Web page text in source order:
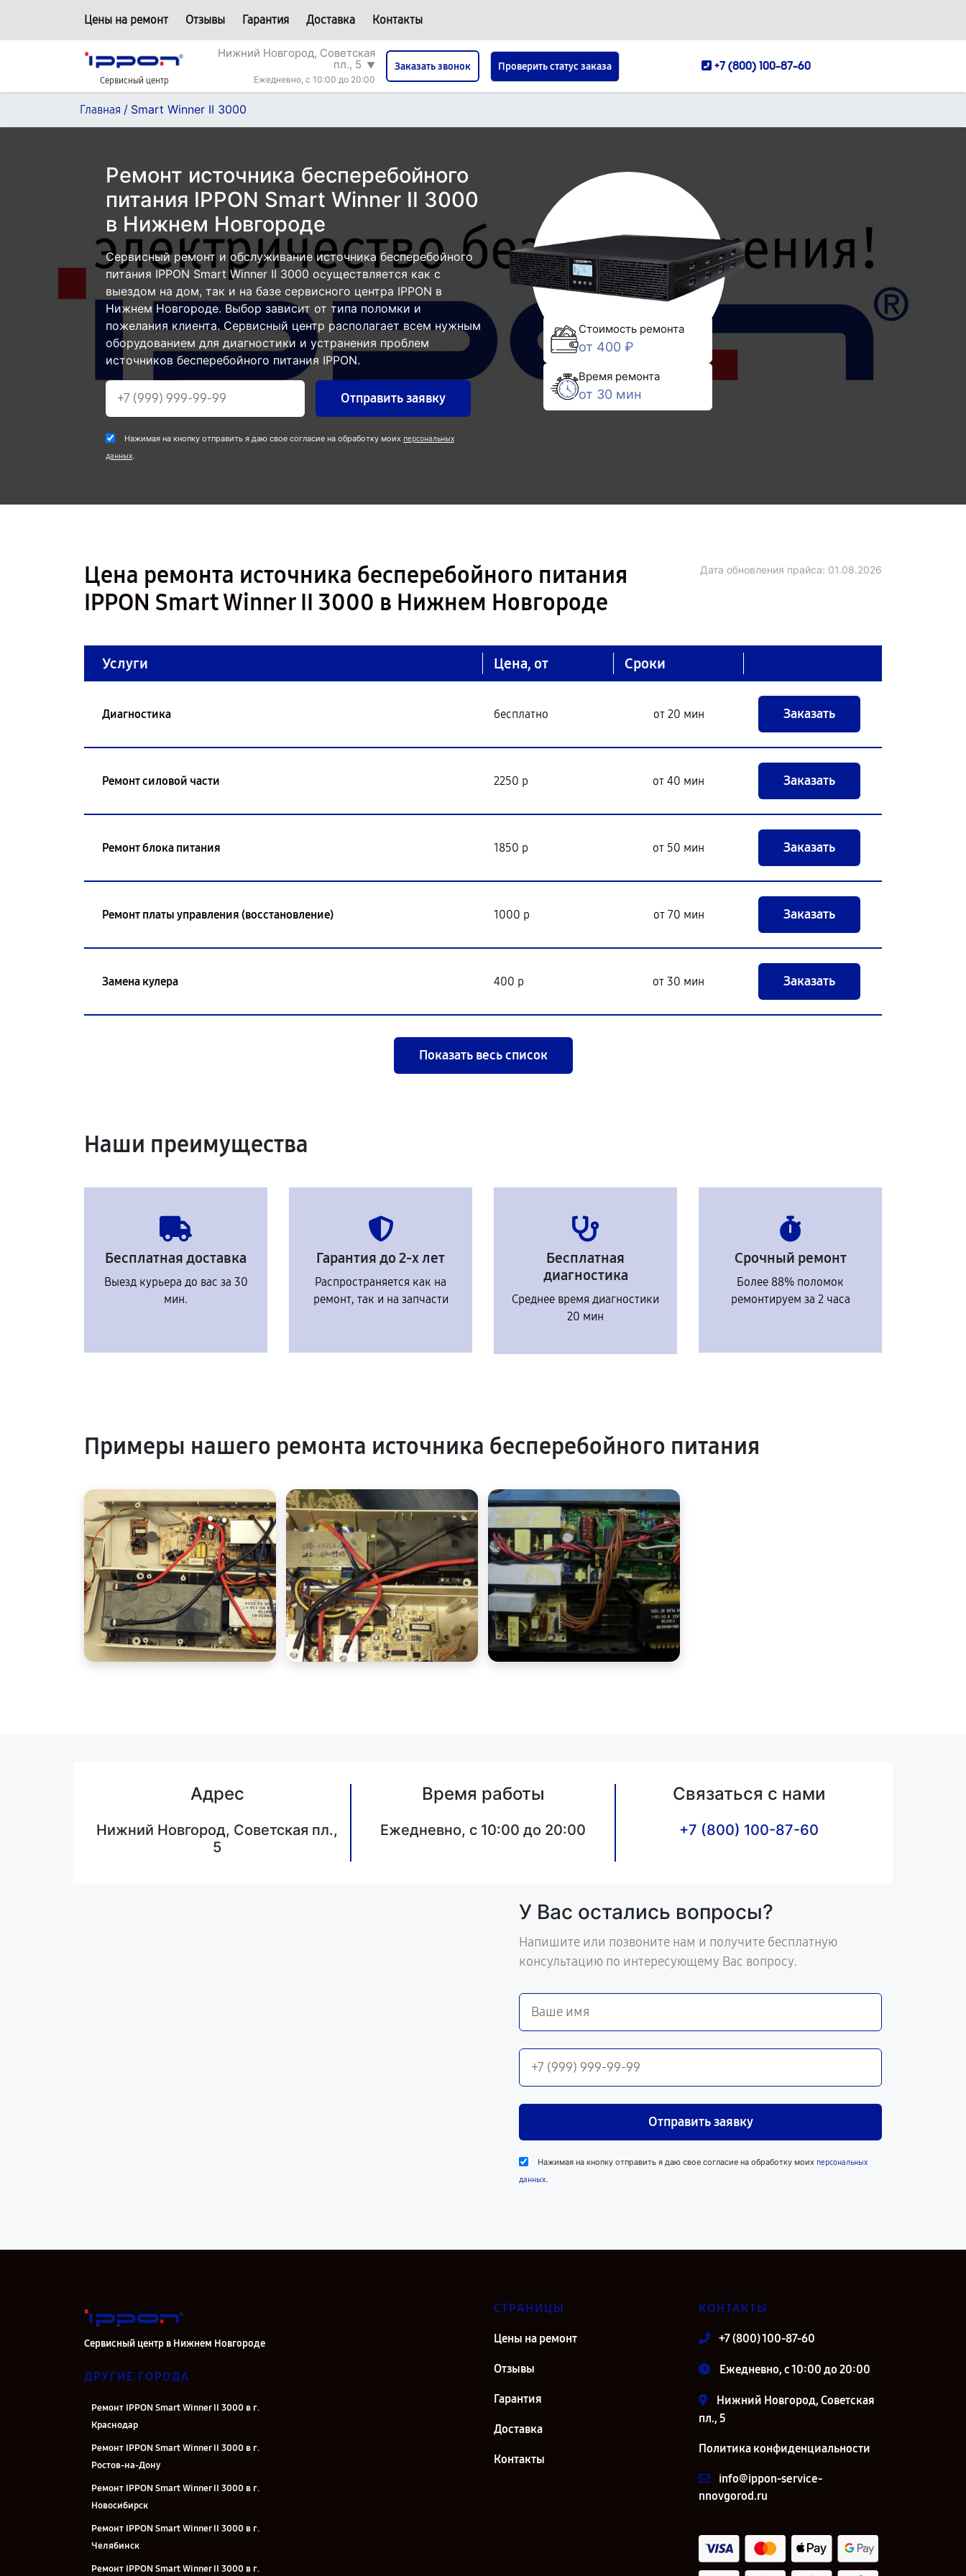
Цены на ремонт Отзывы Гарантия Доставка Контакты
Сервисный центр
Нижний Новгород, Советская
пл., 5 ▼
Ежедневно, с 10:00 до 20:00
Заказать звонок Проверить статус заказа +7 (800) 100-87-60
Главная / Smart Winner II 3000
Ремонт источника бесперебойного
питания IPPON Smart Winner II 3000
в Нижнем Новгороде
Сервисный ремонт и обслуживание источника бесперебойного
питания IPPON Smart Winner II 3000 осуществляется как с
выездом на дом, так и на базе сервисного центра IPPON в
Нижнем Новгороде. Выбор зависит от типа поломки и
пожелания клиента. Сервисный центр располагает всем нужным
оборудованием для диагностики и устранения проблем
источников бесперебойного питания IPPON.
Отправить заявку
Нажимая на кнопку отправить я даю свое согласие на обработку моих персональных
данных.
Стоимость ремонта
от 400 ₽
Время ремонта
от 30 мин
Цена ремонта источника бесперебойного питания
IPPON Smart Winner II 3000 в Нижнем Новгороде
Дата обновления прайса: 01.08.2026
Услуги Цена, от Сроки
Диагностика бесплатно от 20 мин Заказать
Ремонт силовой части 2250 р от 40 мин Заказать
Ремонт блока питания 1850 р от 50 мин Заказать
Ремонт платы управления (восстановление) 1000 р от 70 мин Заказать
Замена кулера 400 р от 30 мин Заказать
Показать весь список
Наши преимущества
Бесплатная доставка
Выезд курьера до вас за 30
мин.
Гарантия до 2-х лет
Распространяется как на
ремонт, так и на запчасти
Бесплатная
диагностика
Среднее время диагностики
20 мин
Срочный ремонт
Более 88% поломок
ремонтируем за 2 часа
Примеры нашего ремонта источника бесперебойного питания
Адрес
Нижний Новгород, Советская пл.,
5
Время работы
Ежедневно, с 10:00 до 20:00
Связаться с нами
+7 (800) 100-87-60
У Вас остались вопросы?
Напишите или позвоните нам и получите бесплатную
консультацию по интересующему Вас вопросу.
Отправить заявку
Нажимая на кнопку отправить я даю свое согласие на обработку моих персональных
данных.
Сервисный центр в Нижнем Новгороде
ДРУГИЕ ГОРОДА
Ремонт IPPON Smart Winner II 3000 в г.
Краснодар
Ремонт IPPON Smart Winner II 3000 в г.
Ростов-на-Дону
Ремонт IPPON Smart Winner II 3000 в г.
Новосибирск
Ремонт IPPON Smart Winner II 3000 в г.
Челябинск
Ремонт IPPON Smart Winner II 3000 в г.
СТРАНИЦЫ
Цены на ремонт
Отзывы
Гарантия
Доставка
Контакты
КОНТАКТЫ
+7 (800) 100-87-60
Ежедневно, с 10:00 до 20:00
Нижний Новгород, Советская
пл., 5
Политика конфиденциальности
info@ippon-service-
nnovgorod.ru